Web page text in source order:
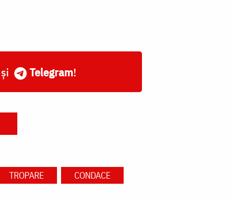
și Telegram!
TROPARE CONDACE